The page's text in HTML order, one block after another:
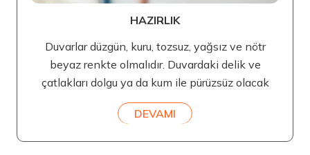
HAZIRLIK
Duvarlar düzgün, kuru, tozsuz, yağsız ve nötr
beyaz renkte olmalıdır. Duvardaki delik ve
çatlakları dolgu ya da kum ile pürüzsüz olacak
DEVAMI